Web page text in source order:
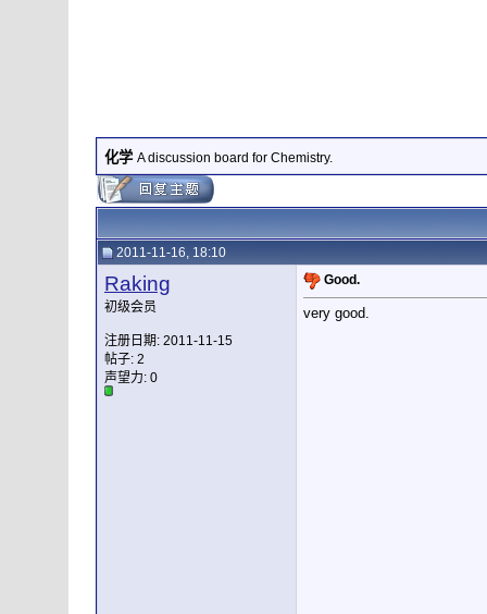
化学 A discussion board for Chemistry.
2011-11-16, 18:10
Raking
初级会员
注册日期: 2011-11-15
帖子: 2
声望力: 0
Good.
very good.